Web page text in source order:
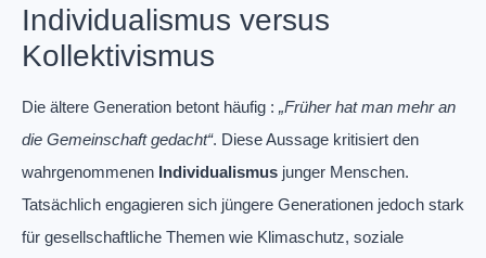
Individualismus versus
Kollektivismus
Die ältere Generation betont häufig : „Früher hat man mehr an
die Gemeinschaft gedacht“. Diese Aussage kritisiert den
wahrgenommenen Individualismus junger Menschen.
Tatsächlich engagieren sich jüngere Generationen jedoch stark
für gesellschaftliche Themen wie Klimaschutz, soziale